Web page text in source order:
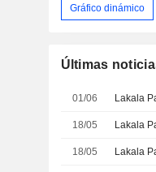
Gráfico dinámico
Últimas
01/06
18/05 Lakala
18/05